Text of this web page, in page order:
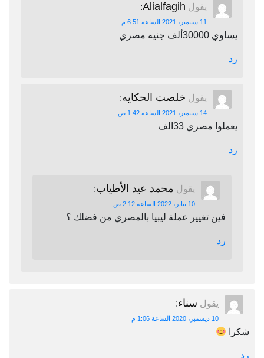
يقول Alialfagih
:
11 سبتمبر، 2021 الساعة 6:51 م
يساوي 30000ألف جنيه مصري
رد
يقول خلصت الحكايه:
14 سبتمبر، 2021 الساعة 1:42 ص
يعملوا مصري 33الف
رد
يقول محمد عيد الأطياب:
10 يناير، 2022 الساعة 2:12 ص
فين تغيير عملة ليبيا بالمصري من فضلك ؟
رد
يقول سناء:
10 ديسمبر، 2020 الساعة 1:06 م
شكرا
رد